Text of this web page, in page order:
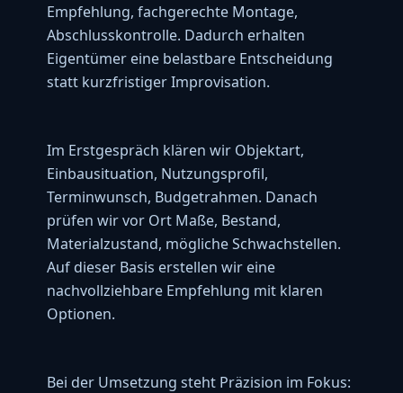
Stefan Hauck ★★★★☆
Sehr kompetent und zuverlässig.
vor einem Jahr
Termin leider nicht eingehalten und nie
wieder gemeldet. Braucht man nicht.
vor 6 Jahren
Herbert Küpper ★★★★★
Gute Leistungen 👍👍👍 Fachgerecht und
günstig.
vor einem Jahr (bearbeitet)
Empfehlung, fachgerechte Montage,
Abschlusskontrolle. Dadurch erhalten
Eigentümer eine belastbare Entscheidung
statt kurzfristiger Improvisation.
Im Erstgespräch klären wir Objektart,
Einbausituation, Nutzungsprofil,
Terminwunsch, Budgetrahmen. Danach
prüfen wir vor Ort Maße, Bestand,
Materialzustand, mögliche Schwachstellen.
Auf dieser Basis erstellen wir eine
nachvollziehbare Empfehlung mit klaren
Optionen.
Bei der Umsetzung steht Präzision im Fokus: